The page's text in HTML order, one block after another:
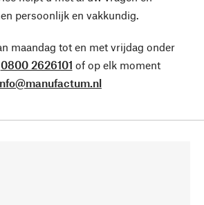
persoonlijk en vakkundig.
maandag tot en met vrijdag onder
0800 2626101 of op elk moment